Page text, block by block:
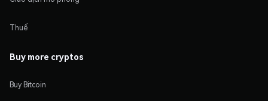
Thuế
Buy more cryptos
Buy Bitcoin